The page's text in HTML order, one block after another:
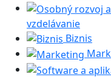
vzdelávanie
Biznis